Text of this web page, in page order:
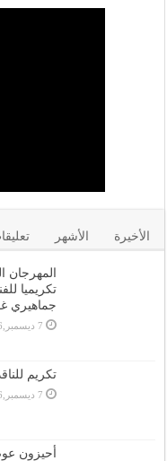
الأخيرة الأشهر
تكريميا
جماهيري
7 ديسمبر,2016
تكريم
7 ديسمبر,2016
أحيزون